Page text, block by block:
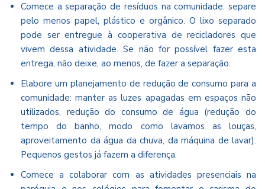
Comece a separação de resíduos na comunidade: separe
pelo menos papel, plástico e orgânico. O lixo separado
pode ser entregue à cooperativa de recicladores que
vivem dessa atividade. Se não for possível fazer esta
entrega, não deixe, ao menos, de fazer a separação.
Elabore um planejamento de redução de consumo para a
comunidade: manter as luzes apagadas em espaços não
utilizados, redução do consumo de água (redução do
tempo do banho, modo como lavamos as louças,
aproveitamento da água da chuva, da máquina de lavar).
Pequenos gestos já fazem a diferença.
Comece a colaborar com as atividades presenciais na